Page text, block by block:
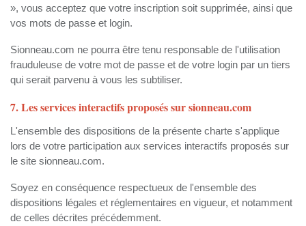
», vous acceptez que votre inscription soit supprimée, ainsi que
vos mots de passe et login.
Sionneau.com ne pourra être tenu responsable de l'utilisation
frauduleuse de votre mot de passe et de votre login par un tiers
qui serait parvenu à vous les subtiliser.
7. Les services interactifs proposés sur sionneau.com
L'ensemble des dispositions de la présente charte s'applique
lors de votre participation aux services interactifs proposés sur
le site sionneau.com.
Soyez en conséquence respectueux de l'ensemble des
dispositions légales et réglementaires en vigueur, et notamment
de celles décrites précédemment.